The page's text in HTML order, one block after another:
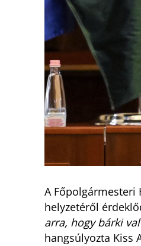
A Főpolgármesteri
helyzetéről
arra, hogy bárki
hangsúlyozta Kiss